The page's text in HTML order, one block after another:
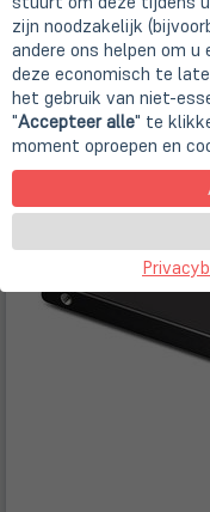
16,90 €
zijn noodzakelijk
andere ons helpen om u
deze economisch te
het gebruik van niet-
"Accepteer alle" te
moment oproepen en